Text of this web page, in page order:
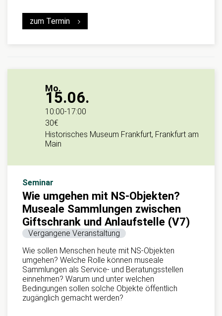
zum Termin
Mo.
15.06.
10:00-17:00
30€
Historisches Museum Frankfurt, Frankfurt am
Main
Seminar
Wie umgehen mit NS-Objekten?
Museale Sammlungen zwischen
Giftschrank und Anlaufstelle (V7)
Vergangene Veranstaltung
Wie sollen Menschen heute mit NS-Objekten
umgehen? Welche Rolle können museale
Sammlungen als Service- und Beratungsstellen
einnehmen? Warum und unter welchen
Bedingungen sollen solche Objekte öffentlich
zugänglich gemacht werden?